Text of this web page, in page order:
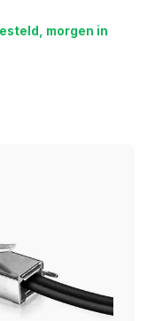
morgen in